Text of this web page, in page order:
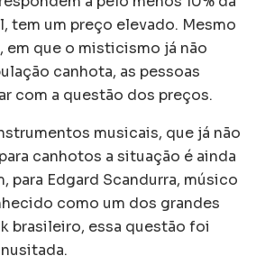
tem um preço elevado. Mesmo
em que o misticismo já não
canhota, as pessoas
com a questão dos preços.
musicais, que já não
canhotos a situação é ainda
para Edgard Scandurra, músico
como um dos grandes
brasileiro, essa questão foi